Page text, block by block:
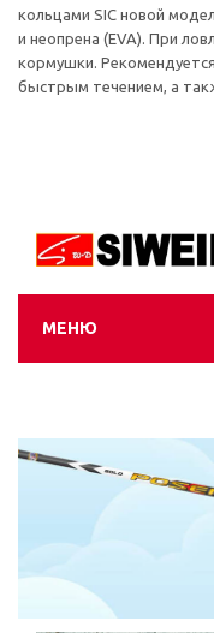
кольцами SIC новой
и неопрена (EVA). При
кормушки.
быстрым течением, а
МЕНЮ